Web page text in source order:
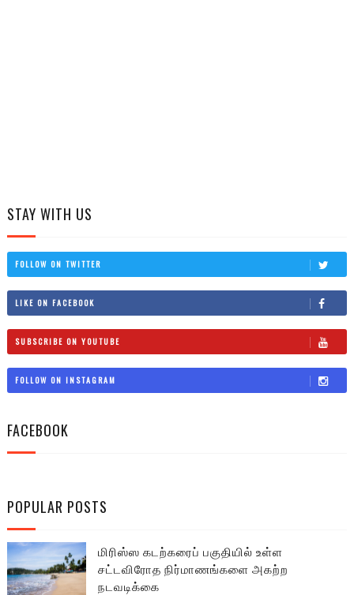
STAY WITH US
FOLLOW ON TWITTER
LIKE ON FACEBOOK
SUBSCRIBE ON YOUTUBE
FOLLOW ON INSTAGRAM
FACEBOOK
POPULAR POSTS
மிரிஸ்ஸ கடற்கரைப் பகுதியில் உள்ள
சட்டவிரோத நிர்மாணங்களை அகற்ற
நடவடிக்கை